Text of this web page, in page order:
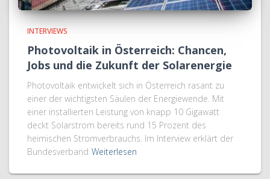
INTERVIEWS
Photovoltaik in Österreich: Chancen,
Jobs und die Zukunft der Solarenergie
Photovoltaik entwickelt sich in Österreich rasant zu
einer der wichtigsten Säulen der Energiewende. Mit
einer installierten Leistung von knapp 10 Gigawatt
deckt Solarstrom bereits rund 15 Prozent des
heimischen Stromverbrauchs. Im Interview erklärt der
Bundesverband Weiterlesen